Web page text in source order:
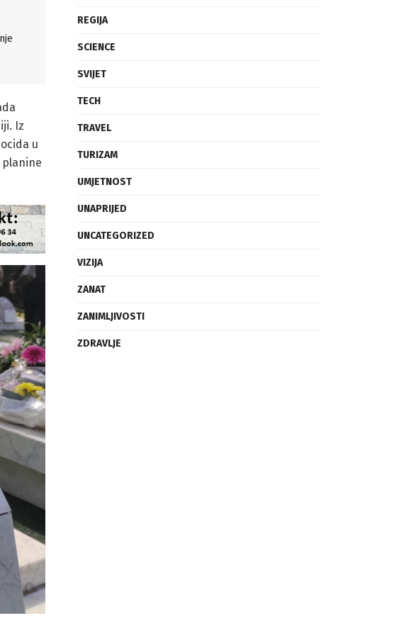
Iz
u
planine
REGIJA
SCIENCE
SVIJET
TECH
TRAVEL
TURIZAM
UMJETNOST
UNAPRIJED
UNCATEGORIZED
VIZIJA
ZANAT
ZANIMLJIVOSTI
ZDRAVLJE